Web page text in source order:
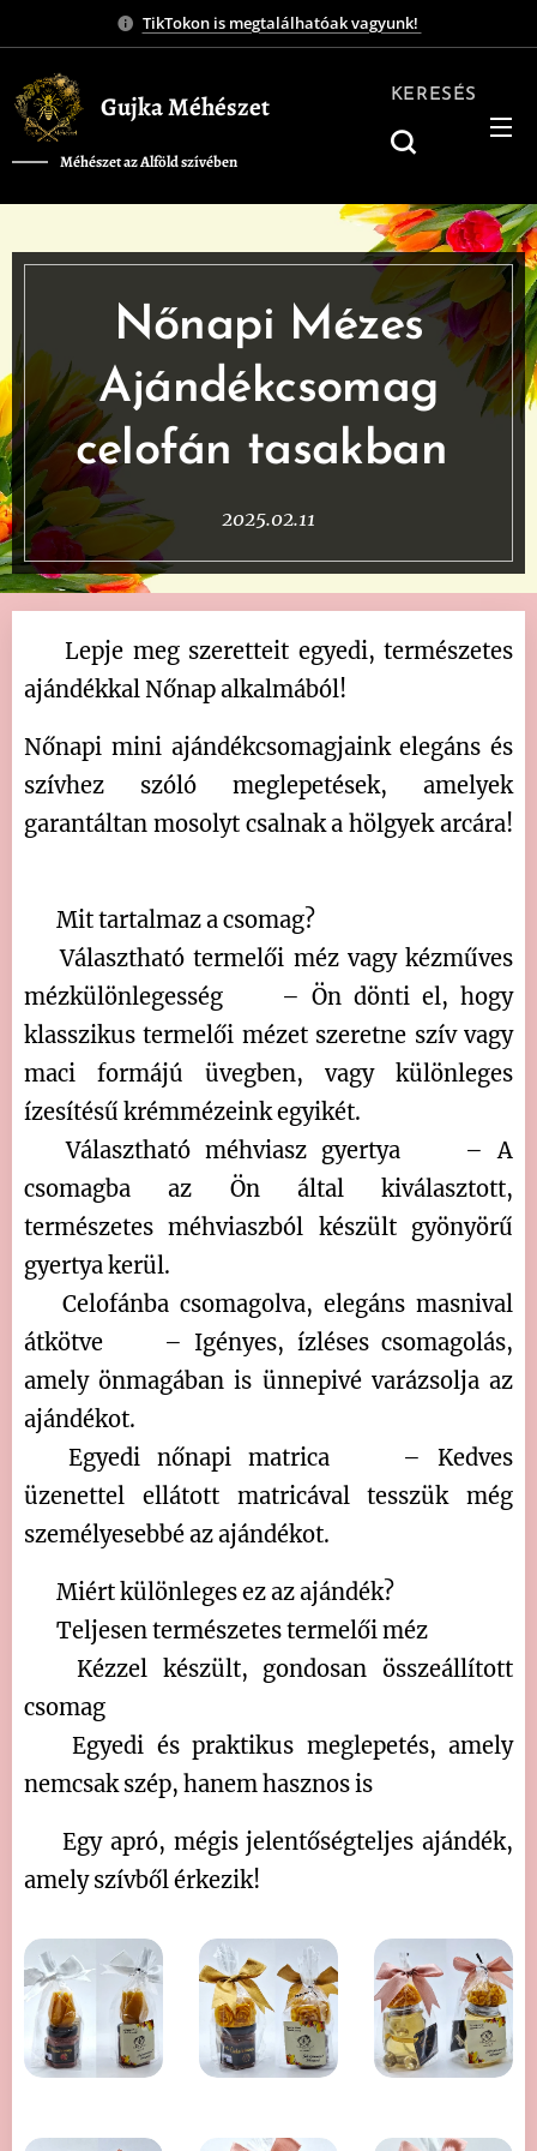
TikTokon is megtalálhatóak vagyunk!
Gujka Méhészet
Méhészet az Alföld szívében
KERESÉS
Nőnapi Mézes
Ajándékcsomag
celofán tasakban
2025.02.11
🌸 Lepje meg szeretteit egyedi, természetes
ajándékkal Nőnap alkalmából! 🌸
Nőnapi mini ajándékcsomagjaink elegáns és
szívhez szóló meglepetések, amelyek
garantáltan mosolyt csalnak a hölgyek arcára!
💛 Mit tartalmaz a csomag?
✔ Választható termelői méz vagy kézműves
mézkülönlegesség 🍯 – Ön dönti el, hogy
klasszikus termelői mézet szeretne szív vagy
maci formájú üvegben, vagy különleges
ízesítésű krémmézeink egyikét.
✔ Választható méhviasz gyertya 🕯 – A
csomagba az Ön által kiválasztott,
természetes méhviaszból készült gyönyörű
gyertya kerül.
✔ Celofánba csomagolva, elegáns masnival
átkötve 🎀 – Igényes, ízléses csomagolás,
amely önmagában is ünnepivé varázsolja az
ajándékot.
✔ Egyedi nőnapi matrica 💐 – Kedves
üzenettel ellátott matricával tesszük még
személyesebbé az ajándékot.
✨ Miért különleges ez az ajándék?
🔸 Teljesen természetes termelői méz
🔸 Kézzel készült, gondosan összeállított
csomag
🔸 Egyedi és praktikus meglepetés, amely
nemcsak szép, hanem hasznos is
💛 Egy apró, mégis jelentőségteljes ajándék,
amely szívből érkezik! 💛